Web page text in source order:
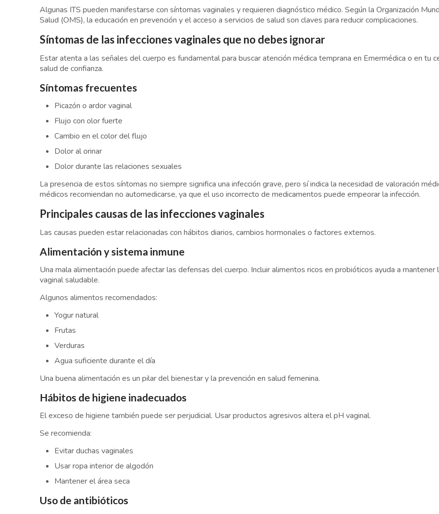
Algunas ITS pueden manifestarse con síntomas vaginales y requieren diagnóstico médico. Según la Organización
Salud (OMS), la educación en prevención y el acceso a servicios de salud son claves para reducir complicaciones.
Síntomas de las infecciones vaginales que no debes ignorar
Estar atenta a las señales del cuerpo es fundamental para buscar atención médica temprana en Emermédica o en tu
salud de confianza.
Síntomas frecuentes
Picazón o ardor vaginal
Flujo con olor fuerte
Cambio en el color del flujo
Dolor al orinar
Dolor durante las relaciones sexuales
La presencia de estos síntomas no siempre significa una infección grave, pero sí indica la necesidad de valoración
médicos recomiendan no automedicarse, ya que el uso incorrecto de medicamentos puede empeorar la infección.
Principales causas de las infecciones vaginales
Las causas pueden estar relacionadas con hábitos diarios, cambios hormonales o factores externos.
Alimentación y sistema inmune
Una mala alimentación puede afectar las defensas del cuerpo. Incluir alimentos ricos en probióticos ayuda a mantener
vaginal saludable.
Algunos alimentos recomendados:
Yogur natural
Frutas
Verduras
Agua suficiente durante el día
Una buena alimentación es un pilar del bienestar y la prevención en salud femenina.
Hábitos de higiene inadecuados
El exceso de higiene también puede ser perjudicial. Usar productos agresivos altera el pH vaginal.
Se recomienda:
Evitar duchas vaginales
Usar ropa interior de algodón
Mantener el área seca
Uso de antibióticos